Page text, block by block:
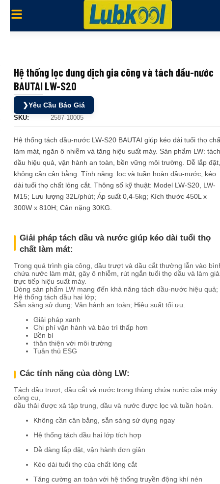
Hệ thống lọc dung dịch gia công và tách dầu-nước
BAUTAI LW-S20
❯Yêu Cầu Báo Giá
SKU: 2587-10005
Hệ thống tách dầu-nước LW-S20 BAUTAI giúp kéo dài tuổi thọ
làm mát, ngăn ô nhiễm và tăng hiệu suất máy. Sản phẩm LW: tách
dầu hiệu quả, vận hành an toàn, bền vững môi trường. Dễ lắp đặt,
không cần cân bằng. Tính năng: lọc và tuần hoàn dầu-nước, kéo
dài tuổi thọ chất lỏng cắt. Thông số kỹ thuật: Model LW-S20, LW-
M15; Lưu lượng 32L/phút; Áp suất 0,4-5kg; Kích thước 450L x
300W x 810H; Cân nặng 30KG.
Giải pháp tách dầu và nước giúp kéo dài tuổi thọ
chất làm mát:
Trong quá trình gia công, dầu trượt và dầu cắt thường lẫn vào
chứa nước làm mát, gây ô nhiễm, rút ​​ngắn tuổi thọ dầu và làm
trực tiếp hiệu suất máy.
Dòng sản phẩm LW mang đến khả năng tách dầu-nước hiệu quả;
Hệ thống tách dầu hai lớp;
Sẵn sàng sử dụng; Vận hành an toàn; Hiệu suất tối ưu.
Giải pháp xanh
Chi phí vận hành và bảo trì thấp hơn
Bền bỉ
thân thiện với môi trường
Tuân thủ ESG
Các tính năng của dòng LW:
Tách dầu trượt, dầu cắt và nước trong thùng chứa nước của máy
công cụ,
dầu thải được xả tập trung, dầu và nước được lọc và tuần hoàn.
Không cần cân bằng, sẵn sàng sử dụng ngay
Hệ thống tách dầu hai lớp tích hợp
Dễ dàng lắp đặt, vận hành đơn giản
Kéo dài tuổi thọ của chất lỏng cắt
Tăng cường an toàn với hệ thống truyền động khí nén